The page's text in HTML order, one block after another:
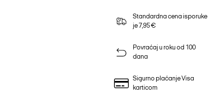
Standardna cena isporuke
je 7,95 €
Povraćaj u roku od 100
dana
Sigurno plaćanje Visa
karticom